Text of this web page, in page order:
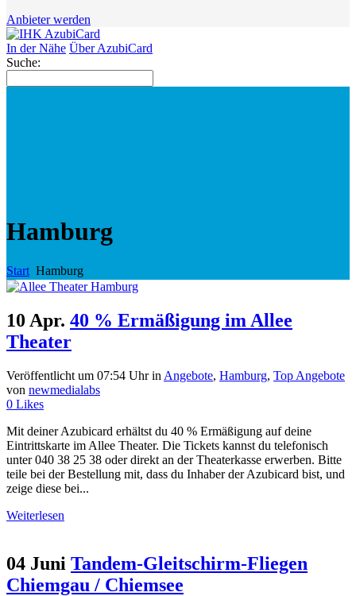
Anbieter werden
In der Nähe Über AzubiCard
Suche:
Hamburg
Start Hamburg
10 Apr. 40 % Ermäßigung im Allee
Theater
Veröffentlicht um 07:54 Uhrin Angebote, Hamburg, Top Angebote
von newmedialabs
0 Likes
Mit deiner Azubicard erhältst du 40 % Ermäßigung auf deine
Eintrittskarte im Allee Theater. Die Tickets kannst du telefonisch
unter 040 38 25 38 oder direkt an der Theaterkasse erwerben. Bitte
teile bei der Bestellung mit, dass du Inhaber der Azubicard bist, und
zeige diese bei...
Weiterlesen
04 Juni Tandem-Gleitschirm-Fliegen
Chiemgau / Chiemsee